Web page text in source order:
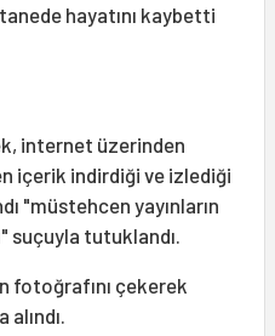
hayatını kaybetti
internet üzerinden
içerik indirdiği ve izlediği
"müstehcen yayınların
suçuyla tutuklandı.
fotoğrafını çekerek